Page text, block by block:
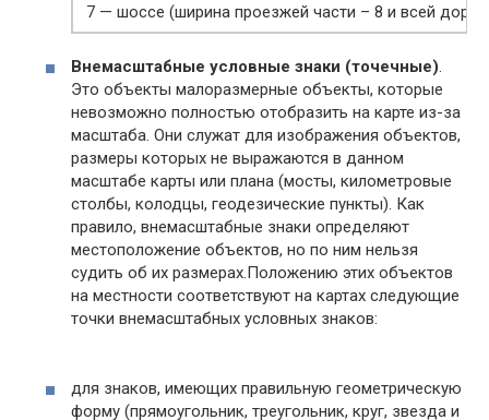
7 — шоссе (ширина проезжей части – 8 и всей
Внемасштабные условные знаки (точечные)
Это объекты малоразмерные объекты, которые
невозможно полностью отобразить на карте из-за
масштаба. Они служат для изображения объектов,
размеры которых не выражаются в данном
масштабе карты или плана (мосты, километровые
столбы, колодцы, геодезические пункты). Как
правило, внемасштабные знаки определяют
местоположение объектов, но по ним нельзя
судить об их размерах.Положению этих объектов
на местности соответствуют на картах следующие
точки внемасштабных условных знаков:
для знаков, имеющих правильную геометрическую
форму (прямоугольник, треугольник, круг, звезда и